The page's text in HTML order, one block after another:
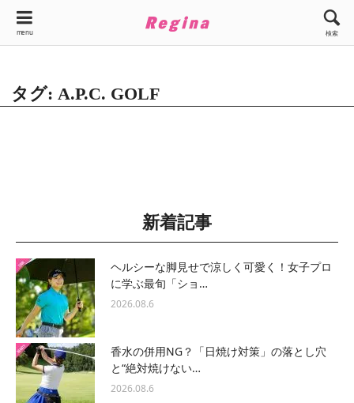
menu 検索
タグ: A.P.C. GOLF
新着記事
ヘルシーな脚見せで涼しく可愛く！女子プロ
に学ぶ最旬「ショ…
2026.08.6
香水の併用NG？「日焼け対策」の落とし穴
と“絶対焼けない…
2026.08.6